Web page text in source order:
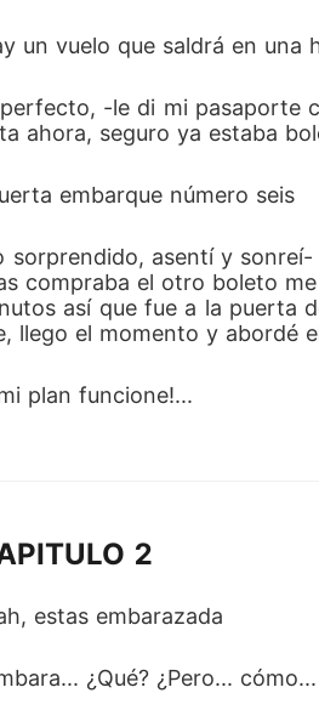
un vuelo que saldrá en una
ahora, seguro ya estaba
embarque número seis
compraba el otro boleto
así que fue a la puerta
llego el momento y abordé
mi plan funcione!...
2
estas embarazada
¿Qué? ¿Pero...